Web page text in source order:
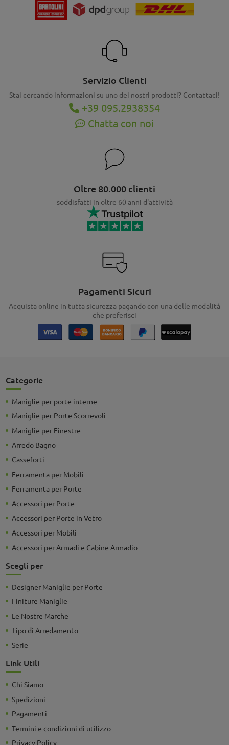
Servizio Clienti
Stai cercando informazioni su uno dei nostri prodotti? Contattaci!
+39 095.2938354
Chatta con noi
Oltre 80.000 clienti
soddisfatti in oltre 60 anni d'attività
Pagamenti Sicuri
Acquista online in tutta sicurezza pagando con una delle modalità
che preferisci
Categorie
Maniglie per porte interne
Maniglie per Porte Scorrevoli
Maniglie per Finestre
Arredo Bagno
Casseforti
Ferramenta per Mobili
Ferramenta per Porte
Accessori per Porte
Accessori per Porte in Vetro
Accessori per Mobili
Accessori per Armadi e Cabine Armadio
Scegli per
Designer Maniglie per Porte
Finiture Maniglie
Le Nostre Marche
Tipo di Arredamento
Serie
Link Utili
Chi Siamo
Spedizioni
Pagamenti
Termini e condizioni di utilizzo
Privacy Policy